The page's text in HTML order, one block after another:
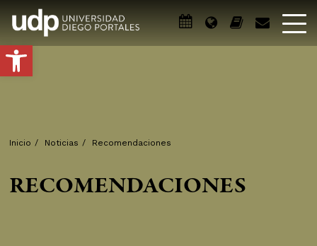
Abrir barra de herramientas
Inicio / Noticias / Recomendaciones
RECOMENDACIONES